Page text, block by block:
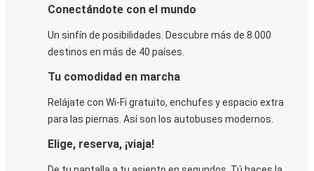
Conectándote con el mundo
Un sinfín de posibilidades. Descubre más de 8.000
destinos en más de 40 países.
Tu comodidad en marcha
Relájate con Wi-Fi gratuito, enchufes y espacio extra
para las piernas. Así son los autobuses modernos.
Elige, reserva, ¡viaja!